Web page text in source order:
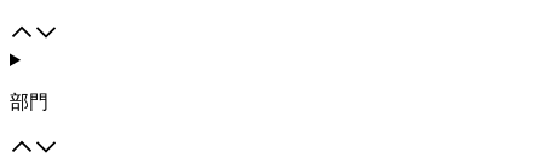
部門